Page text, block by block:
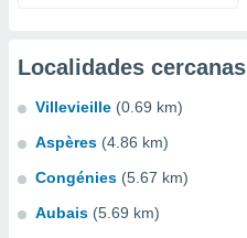
Localidades cercanas
Villevieille (0.69 km)
Aspères (4.86 km)
Congénies (5.67 km)
Aubais (5.69 km)